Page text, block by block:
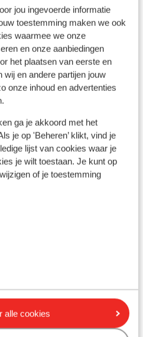
jou ingevoerde informatie
toestemming maken we ook
waarmee we onze
en onze aanbiedingen
het plaatsen van eerste en
en andere partijen jouw
onze inhoud en advertenties
ga je akkoord met het
je op 'Beheren’ klikt, vind je
lijst van cookies waar je
je wilt toestaan. Je kunt op
of je toestemming
alle cookies
(binnen de